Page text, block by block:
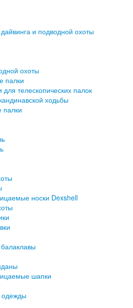
и подводной охоты
охоты
палки
для телескопических палок
ходьбы
палки
носки Dexshell
шапки
одежды